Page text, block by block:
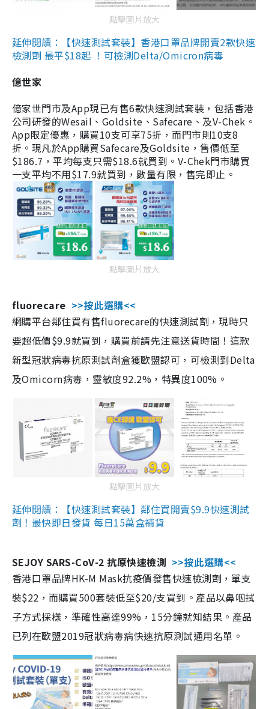
點擊圖片放大
延伸閱讀：【快速測試套裝】香港口罩品牌開賣2款快速
檢測劑 最平$18起 ！可檢測Delta/Omicron病毒
億世家
億家世門市及App現已有售6款快速測試套裝，包括香港
公司研發的Wesail、Goldsite、Safecare、及V-Chek。
App限定優惠，購買10支可享75折，而門市則10支8
折。現凡於App購買Safecare及Goldsite，售價低至
$186.7，平均每支只需$18.6就買到。V-Chek門市購買
一支平均不用$17.9就買到，數量有限，售完即止。
點擊圖片放大
fluorecare >>按此選購<<
網購平台鄰住買有售fluorecare的快速測試劑，現時只
要超低價$9.9就買到，購買前請先注意送貨時間！這款
新型冠狀病毒抗原測試劑盒獲歐盟認可，可檢測到Delta
及Omicorn病毒，靈敏度92.2%，特異度100%。
點擊圖片放大
延伸閱讀：【快速測試套裝】鄰住買開賣$9.9快速測試
劑！最快即日發貨 每日15萬盒補貨
SEJOY SARS-CoV-2 抗原快速檢測 >>按此選購<<
香港口罩品牌HK-M Mask抗疫價發售快速檢測劑，單支
裝$22，而購買500套裝低至$20/支買到。產品以鼻咽拭
子方式採樣，準確性高達99%，15分鐘就知結果。產品
已列在歐盟2019冠狀病毒病快速抗原測試通用名單。